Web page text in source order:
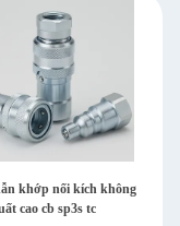
khớp nối kích không
cao cb sp3s tc